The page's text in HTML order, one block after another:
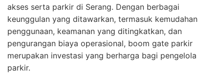
akses serta parkir di Serang. Dengan berbagai
keunggulan yang ditawarkan, termasuk kemudahan
penggunaan, keamanan yang ditingkatkan, dan
pengurangan biaya operasional, boom gate parkir
merupakan investasi yang berharga bagi pengelola
parkir.